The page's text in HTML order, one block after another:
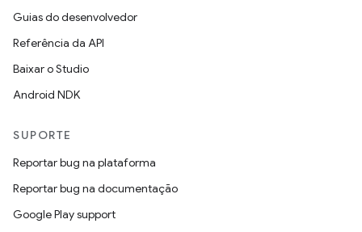
Guias do desenvolvedor
Referência da API
Baixar o Studio
Android NDK
SUPORTE
Reportar bug na plataforma
Reportar bug na documentação
Google Play support